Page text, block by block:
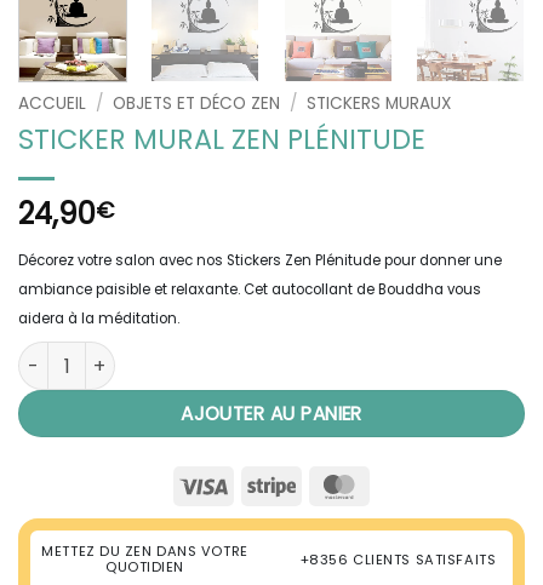
ACCUEIL / OBJETS ET DÉCO ZEN / STICKERS MURAUX
STICKER MURAL ZEN PLÉNITUDE
24,90€
Décorez votre salon avec nos Stickers Zen Plénitude pour donner une
ambiance paisible et relaxante. Cet autocollant de Bouddha vous
aidera à la méditation.
quantité de Sticker Mural Zen Plénitude
AJOUTER AU PANIER
Visa Stripe
METTEZ DU ZEN DANS VOTRE
QUOTIDIEN
+8356 CLIENTS SATISFAITS